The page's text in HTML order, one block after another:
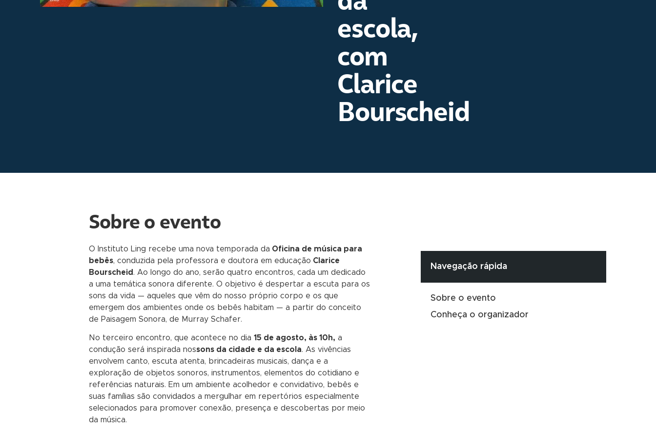
escola,
com
Clarice
Bourscheid
Sobre o evento
O Instituto Ling recebe uma nova temporada da Oficina de música para
bebês, conduzida pela professora e doutora em educação Clarice
Bourscheid . Ao longo do ano, serão quatro encontros, cada um dedicado
a uma temática sonora diferente. O objetivo é despertar a escuta para os
sons da vida — aqueles que vêm do nosso próprio corpo e os que
emergem dos ambientes onde os bebês habitam — a partir do conceito
de Paisagem Sonora, de Murray Schafer.
No terceiro encontro, que acontece no dia 15 de agosto, às 10h, a
condução será inspirada nossons da cidade e da escola. As vivências
envolvem canto, escuta atenta, brincadeiras musicais, dança e a
exploração de objetos sonoros, instrumentos, elementos do cotidiano e
referências naturais. Em um ambiente acolhedor e convidativo, bebês e
suas famílias são convidados a mergulhar em repertórios especialmente
selecionados para promover conexão, presença e descobertas por meio
da música.
Navegação rápida
Sobre o evento
Conheça o organizador